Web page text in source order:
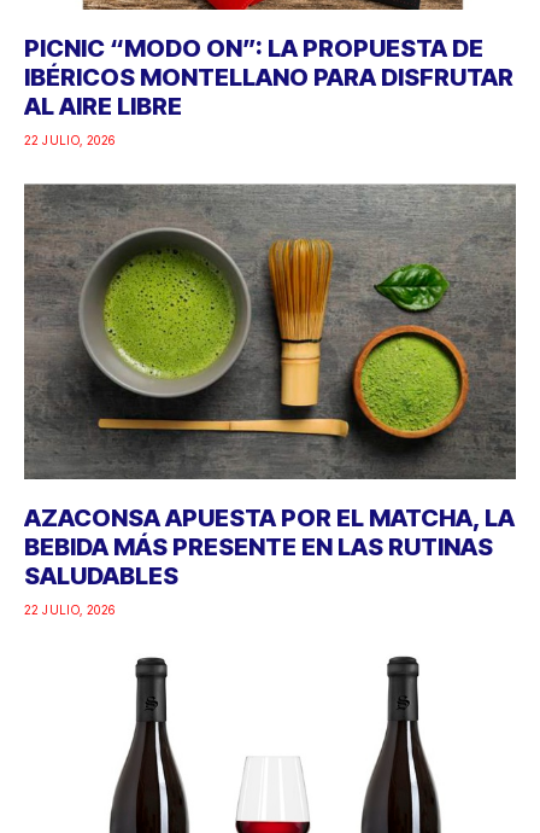
PICNIC “MODO ON”: LA PROPUESTA DE
IBÉRICOS MONTELLANO PARA DISFRUTAR
AL AIRE LIBRE
22 JULIO, 2026
AZACONSA APUESTA POR EL MATCHA, LA
BEBIDA MÁS PRESENTE EN LAS RUTINAS
SALUDABLES
22 JULIO, 2026